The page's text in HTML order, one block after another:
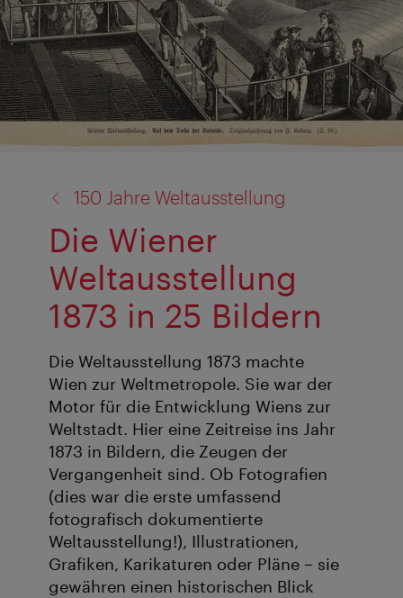
150 Jahre Weltausstellung
Die Wiener
Weltausstellung
1873 in 25 Bildern
Die Weltausstellung 1873 machte
Wien zur Weltmetropole. Sie war der
Motor für die Entwicklung Wiens zur
Weltstadt. Hier eine Zeitreise ins Jahr
1873 in Bildern, die Zeugen der
Vergangenheit sind. Ob Fotografien
(dies war die erste umfassend
fotografisch dokumentierte
Weltausstellung!), Illustrationen,
Grafiken, Karikaturen oder Pläne – sie
gewähren einen historischen Blick